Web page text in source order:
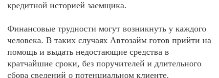
кредитной историей заемщика.
Финансовые трудности могут возникнуть у каждого
человека. В таких случаях Автозайм готов прийти на
помощь и выдать недостающие средства в
кратчайшие сроки, без поручителей и длительного
сбора сведений о потенциальном клиенте.